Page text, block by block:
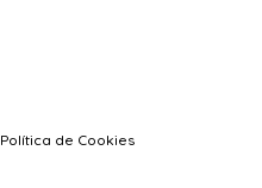
Política de Cookies